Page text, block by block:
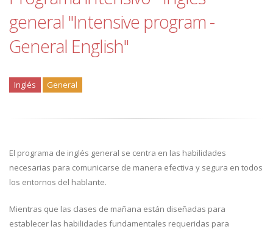
general "Intensive program -
General English"
Inglés General
El programa de inglés general se centra en las habilidades
necesarias para comunicarse de manera efectiva y segura en todos
los entornos del hablante.
Mientras que las clases de mañana están diseñadas para
establecer las habilidades fundamentales requeridas para